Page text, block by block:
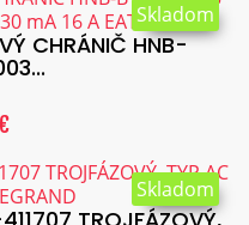
CHRÁNIČ HNB-
Skladom
Skladom